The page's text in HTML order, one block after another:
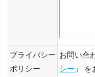
プライバシー
ポリシー
お問い合
シー 」